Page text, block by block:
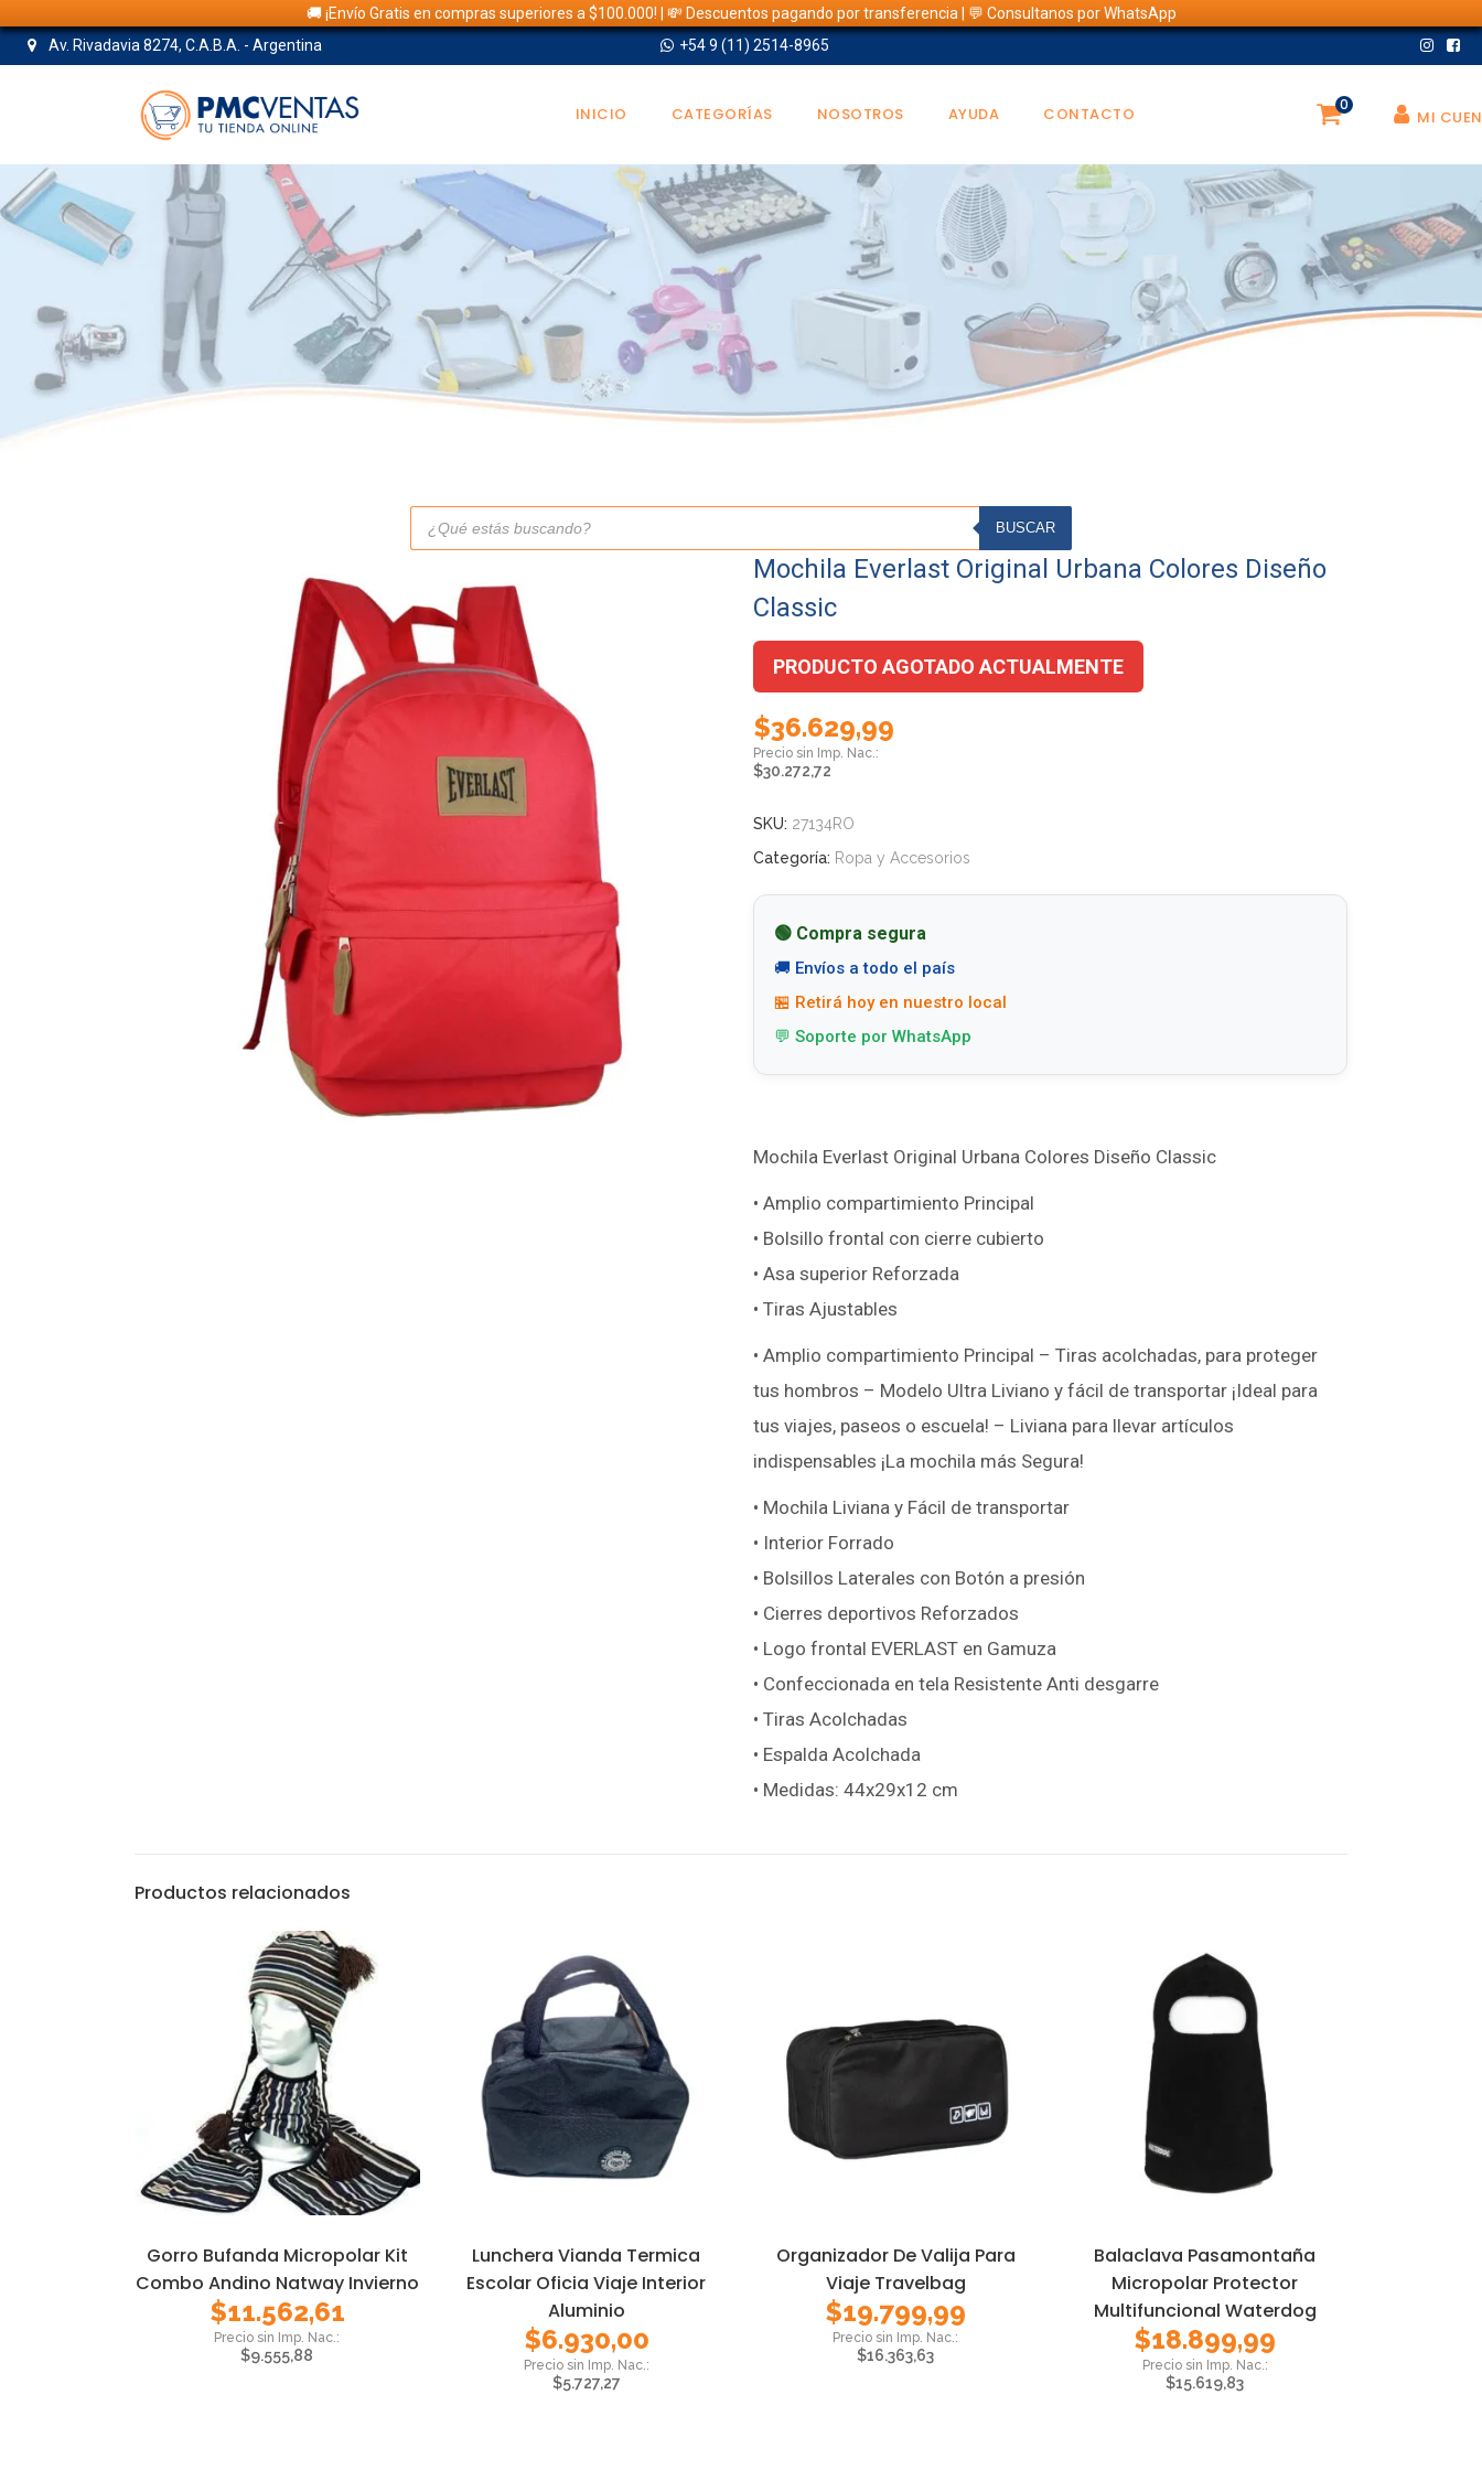
🚚 ¡Envío Gratis en compras superiores a $100.000! | 💸 Descuentos pagando por transferencia | 💬 Consultanos por WhatsApp
Av. Rivadavia 8274, C.A.B.A. - Argentina
+54 9 (11) 2514-8965
INICIO CATEGORÍAS NOSOTROS AYUDA CONTACTO MI
0
TIENDA
Búsqueda
productos
BUSCAR
Mochila Everlast Original Urbana Colores Diseño
Classic
PRODUCTO AGOTADO ACTUALMENTE
$36.629,99
$30.272,72
SKU: 27134RO
Categoría: Ropa y Accesorios
🟢 Compra segura
🚚 Envíos a todo el país
🏪 Retirá hoy en nuestro local
💬 Soporte por WhatsApp
Mochila Everlast Original Urbana Colores Diseño Classic
• Amplio compartimiento Principal
• Bolsillo frontal con cierre cubierto
• Asa superior Reforzada
• Tiras Ajustables
• Amplio compartimiento Principal – Tiras acolchadas, para proteger
tus hombros – Modelo Ultra Liviano y fácil de transportar ¡Ideal para
tus viajes, paseos o escuela! – Liviana para llevar artículos
indispensables ¡La mochila más Segura!
• Mochila Liviana y Fácil de transportar
• Interior Forrado
• Bolsillos Laterales con Botón a presión
• Cierres deportivos Reforzados
• Logo frontal EVERLAST en Gamuza
• Confeccionada en tela Resistente Anti desgarre
• Tiras Acolchadas
• Espalda Acolchada
• Medidas: 44x29x12 cm
Productos relacionados
Gorro Bufanda Micropolar Kit
Combo Andino Natway Invierno
$11.562,61
$9.555,88
Lunchera Vianda Termica
Escolar Oficia Viaje Interior
Aluminio
$6.930,00
$5.727,27
Organizador De Valija Para
Viaje Travelbag
$19.799,99
$16.363,63
Balaclava Pasamontaña
Micropolar Protector
Multifuncional Waterdog
$18.899,99
$15.619,83